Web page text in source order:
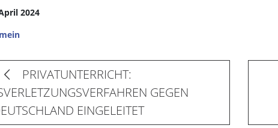
2024
PRIVATUNTERRICHT:
GEGEN
EINGELEITET